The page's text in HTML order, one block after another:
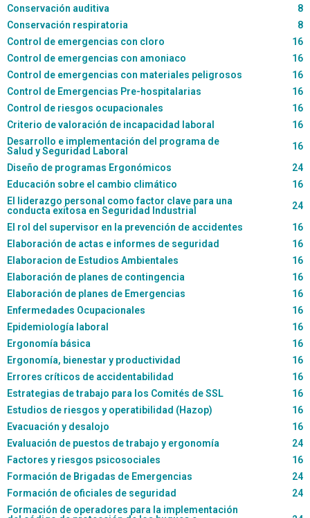
Conservación auditiva
8
Conservación respiratoria
8
Control de emergencias con cloro
16
Control de emergencias con amoniaco
16
Control de emergencias con materiales peligrosos
16
Control de Emergencias Pre-hospitalarias
16
Control de riesgos ocupacionales
16
Criterio de valoración de incapacidad laboral
16
Desarrollo e implementación del programa de
Salud y Seguridad Laboral
16
Diseño de programas Ergonómicos
24
Educación sobre el cambio climático
16
El liderazgo personal como factor clave para una
conducta exitosa en Seguridad Industrial
24
El rol del supervisor en la prevención de accidentes
16
Elaboración de actas e informes de seguridad
16
Elaboracion de Estudios Ambientales
16
Elaboración de planes de contingencia
16
Elaboración de planes de Emergencias
16
Enfermedades Ocupacionales
16
Epidemiología laboral
16
Ergonomía básica
16
Ergonomía, bienestar y productividad
16
Errores críticos de accidentabilidad
16
Estrategias de trabajo para los Comités de SSL
16
Estudios de riesgos y operatibilidad (Hazop)
16
Evacuación y desalojo
16
Evaluación de puestos de trabajo y ergonomía
24
Factores y riesgos psicosociales
16
Formación de Brigadas de Emergencias
24
Formación de oficiales de seguridad
24
Formación de operadores para la implementación